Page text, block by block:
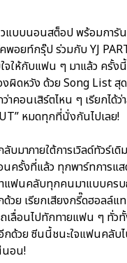
วแบบนอนสต็อป พร้อมการั
พอยท์กรุ๊ป ร่วมกับ YJ
จให้กับแฟน ๆ มาแล้ว ครั้ง
งผิดหวัง ด้วย Song List สุ
คอนเสิร์ตไหน ๆ เรียกได้ว่
หมดทุกที่นั่งกันไปเลย!
บมาภายใต้การเวิลด์ทัวร์เดิ
นครั้งที่แล้ว ทุกพาร์ทการแ
าแฟนคลับทุกคนมาแบบคร
วย เรียกเสียงกรี๊ดฮอลล์แ
ถเลื่อนไปทักทายแฟน ๆ ทั่ว
ด้วย ซีนนี้ชนะใจแฟนคลับ
นอน!